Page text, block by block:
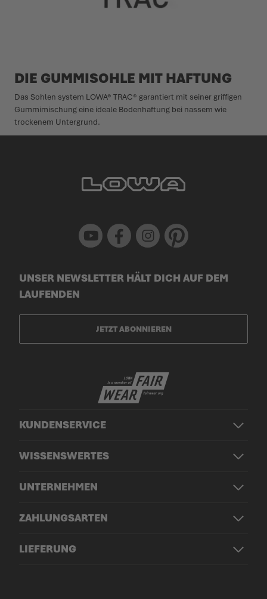
DIE GUMMISOHLE MIT HAFTUNG
Das Sohlen system LOWA® TRAC® garantiert mit seiner griffigen
Gummimischung eine ideale Bodenhaftung bei nassem wie
trockenem Untergrund.
Youtube Facebook Instagram Pinterest
KUNDENSERVICE
WISSENSWERTES
UNTERNEHMEN
ZAHLUNGSARTEN
LIEFERUNG
UNSER NEWSLETTER HÄLT DICH AUF DEM
LAUFENDEN
JETZT ABONNIEREN